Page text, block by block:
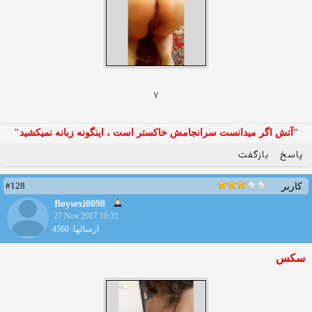
۷
"آتش اگر ميدانست سرانجامش خاكستر است ، اينگونه زبانه نميكشيد"
پاسخ بازگفت
کاربر
#128
Boysexi0098
27 Nov 2017 10:31
ارسالها: 4560
سکس